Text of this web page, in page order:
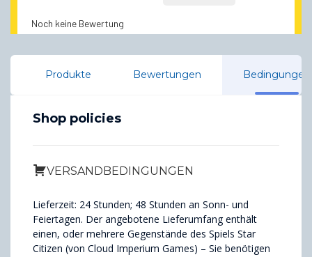
Noch keine Bewertung
Produkte Bewertungen Bedingungen
Shop policies
VERSANDBEDINGUNGEN
Lieferzeit: 24 Stunden; 48 Stunden an Sonn- und
Feiertagen. Der angebotene Lieferumfang enthält
einen, oder mehrere Gegenstände des Spiels Star
Citizen (von Cloud Imperium Games) – Sie benötigen